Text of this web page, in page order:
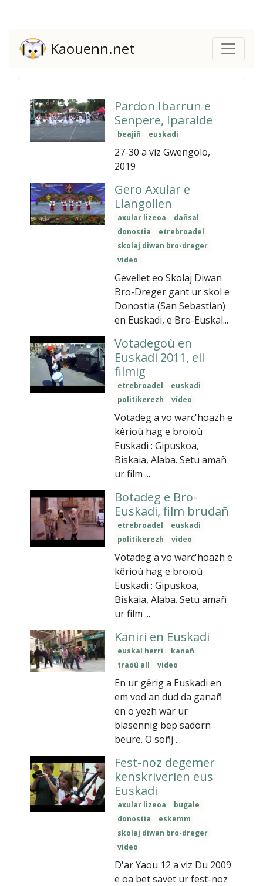
Kaouenn.net
Pardon Ibarrun e
Senpere, Iparalde
beajiñ euskadi
27-30 a viz Gwengolo,
2019
Gero Axular e
Llangollen
axular lizeoa
dañsal
donostia
etrebroadel
skolaj diwan bro-dreger
video
Gevellet eo Skolaj Diwan
Bro-Dreger gant ur skol e
Donostia (San Sebastian)
en Euskadi, e Bro-Euskal...
Votadegoù en
Euskadi 2011, eil
filmig
etrebroadel
euskadi
politikerezh
video
Votadeg a vo warc'hoazh e
kêrioù hag e broioù
Euskadi : Gipuskoa,
Biskaia, Alaba. Setu amañ
ur film ...
Botadeg e Bro-
Euskadi, film brudañ
etrebroadel
euskadi
politikerezh
video
Votadeg a vo warc'hoazh e
kêrioù hag e broioù
Euskadi : Gipuskoa,
Biskaia, Alaba. Setu amañ
ur film ...
Kaniri en Euskadi
euskal herri
kanañ
traoù all
video
En ur gêrig a Euskadi en
em vod an dud da ganañ
en o yezh war ur
blasennig bep sadorn
beure. O soñj ...
Fest-noz degemer
kenskriverien eus
Euskadi
axular lizeoa
bugale
donostia
eskemm
skolaj diwan bro-dreger
video
D'ar Yaou 12 a viz Du 2009
e oa bet savet ur fest-noz